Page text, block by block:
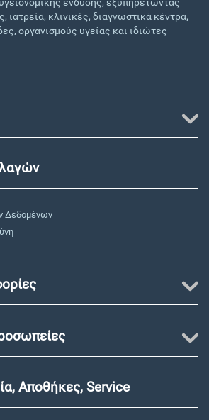
ιατρεία, κλινικές, διαγνωστικά κέντρα,
οργανισμούς υγείας και ιδιώτες
Δεδομένων
Αποθήκες, Service